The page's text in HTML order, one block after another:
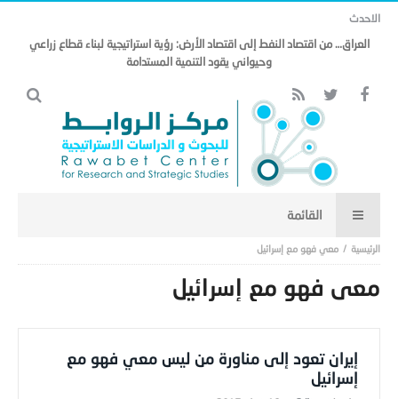
الاحدث
العراق… من اقتصاد النفط إلى اقتصاد الأرض: رؤية استراتيجية لبناء قطاع زراعي
وحيواني يقود التنمية المستدامة
معي فهو مع إسرائيل
معي فهو مع إسرائيل
إيران تعود إلى مناورة من ليس معي فهو مع
إسرائيل